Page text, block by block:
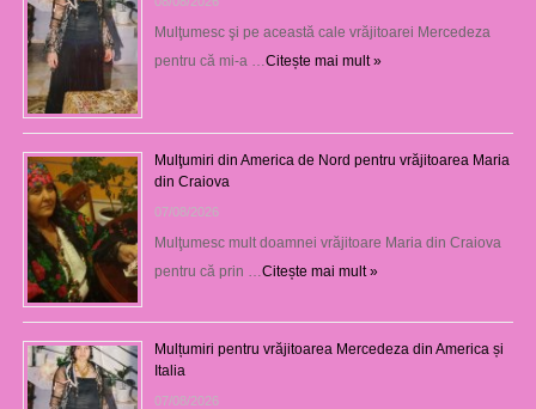
Mulţumesc şi pe această cale vrăjitoarei Mercedeza
pentru că mi-a … Citește mai mult »
Mulţumiri din America de Nord pentru vrăjitoarea Maria
din Craiova
07/08/2026
Mulţumesc mult doamnei vrăjitoare Maria din Craiova
pentru că prin … Citește mai mult »
Mulțumiri pentru vrăjitoarea Mercedeza din America și
Italia
07/08/2026